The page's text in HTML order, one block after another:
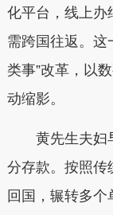
化平台，线上办
需跨国往返。这
类事”改革，以
动缩影。
黄先生夫妇早
分存款。按照传
回国，辗转多